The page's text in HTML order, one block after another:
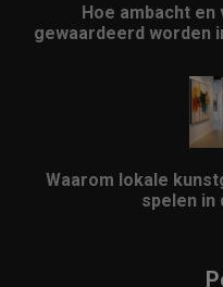
Hoe ambacht en
gewaardeerd worden
Waarom lokale
spelen in